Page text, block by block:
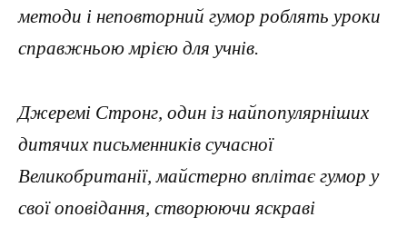
методи і неповторний гумор роблять уроки
справжньою мрією для учнів.
Джеремі Стронг, один із найпопулярніших
дитячих письменників сучасної
Великобританії, майстерно вплітає гумор у
свої оповідання, створюючи яскраві